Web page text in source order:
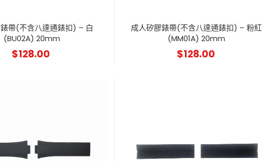
帶(不含八達通錶扣) – 白
(BU02A) 20mm
$128.00
成人矽膠錶帶(不含八達通錶扣) – 粉紅
(MM01A) 20mm
$128.00